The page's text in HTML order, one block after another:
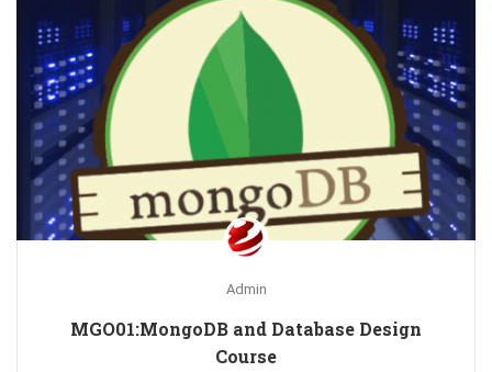
Admin
MGO01:MongoDB and Database Design
Course